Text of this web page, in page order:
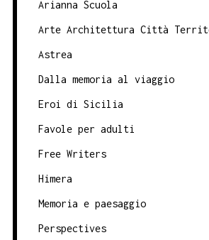
Arianna Scuola
Arte Architettura Città
Astrea
Dalla memoria al viaggio
Eroi di Sicilia
Favole per adulti
Free Writers
Himera
Memoria e paesaggio
Perspectives